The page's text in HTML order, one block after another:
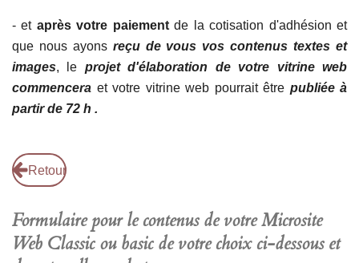
- et après votre paiementde la cotisation d'adhésion et
que nous ayons reçu de vous vos contenus textes et
images, le projet d'élaboration de votre vitrine web
commencera et votre vitrine web pourrait être publiée à
partir de 72 h .
Retour
Formulaire pour le contenus de votre Microsite
Web Classic ou basic de votre choix ci-dessous et